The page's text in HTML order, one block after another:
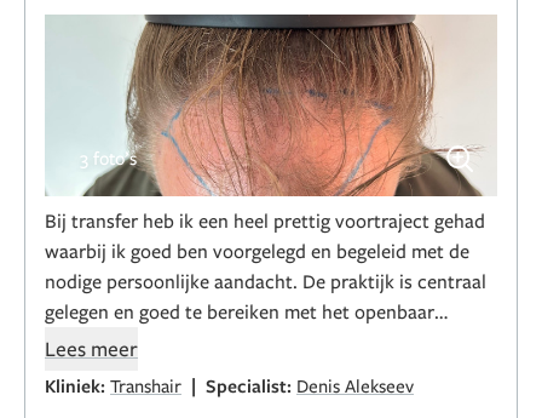
3 foto’s
Bij transfer heb ik een heel prettig voortraject gehad
waarbij ik goed ben voorgelegd en begeleid met de
nodige persoonlijke aandacht. De praktijk is centraal
gelegen en goed te bereiken met het openbaar
vervoer en met de auto tijdens de behandeldag werd
alles heel netjes begeleid, geregeld en door vriendelijk
personeel uitgevoerd.
Lees meer
Kliniek: Transhair | Specialist: Denis Alekseev